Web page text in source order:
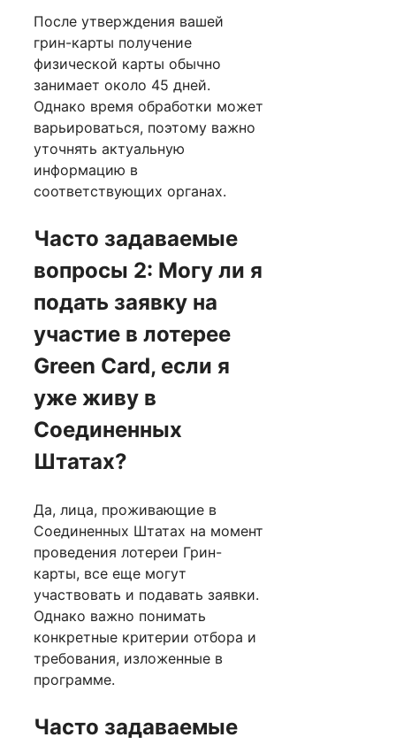
После утверждения вашей
грин-карты получение
физической карты обычно
занимает около 45 дней.
Однако время обработки может
варьироваться, поэтому важно
уточнять актуальную
информацию в
соответствующих органах.
Часто задаваемые
вопросы 2: Могу ли я
подать заявку на
участие в лотерее
Green Card, если я
уже живу в
Соединенных
Штатах?
Да, лица, проживающие в
Соединенных Штатах на момент
проведения лотереи Грин-
карты, все еще могут
участвовать и подавать заявки.
Однако важно понимать
конкретные критерии отбора и
требования, изложенные в
программе.
Часто задаваемые